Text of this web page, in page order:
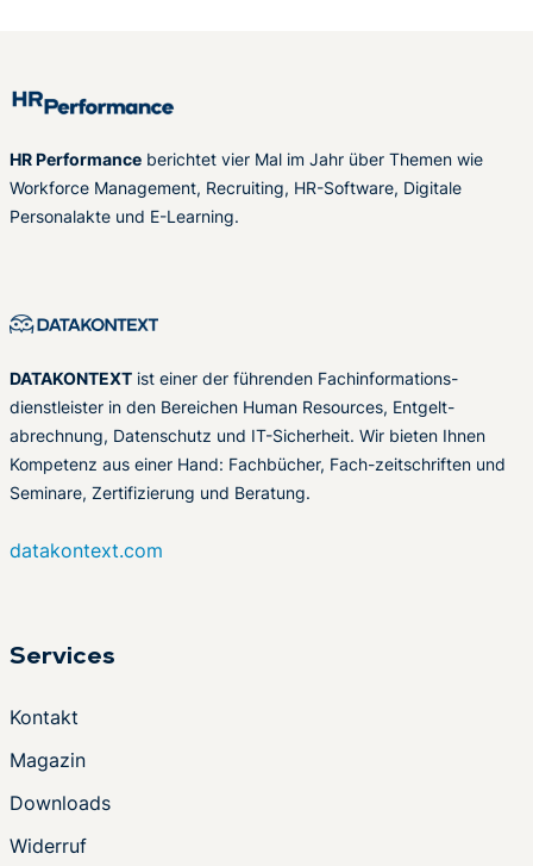
HR Performance berichtet vier Mal im Jahr über Themen wie
Workforce Management, Recruiting, HR-Software, Digitale
Personalakte und E-Learning.
DATAKONTEXT ist einer der führenden Fachinformations-
dienstleister in den Bereichen Human Resources, Entgelt-
abrechnung, Datenschutz und IT-Sicherheit. Wir bieten Ihnen
Kompetenz aus einer Hand: Fachbücher, Fach-zeitschriften und
Seminare, Zertifizierung und Beratung.
datakontext.com
Services
Kontakt
Magazin
Downloads
Widerruf